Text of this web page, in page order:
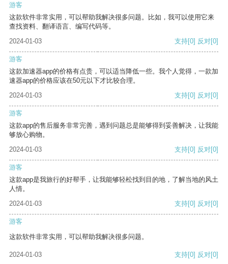
游客
这款软件非常实用，可以帮助我解决很多问题。比如，我可以使用它来
查找资料、翻译语言、编写代码等。
2024-01-03
支持[0] 反对[0]
游客
这款加速器app的价格有点贵，可以适当降低一些。我个人觉得，一款加
速器app的价格应该在50元以下才比较合理。
2024-01-03
支持[0] 反对[0]
游客
这款app的售后服务非常完善，遇到问题总是能够得到妥善解决，让我能
够放心购物。
2024-01-03
支持[0] 反对[0]
游客
这款app是我旅行的好帮手，让我能够轻松找到目的地，了解当地的风土
人情。
2024-01-03
支持[0] 反对[0]
游客
这款软件非常实用，可以帮助我解决很多问题。
2024-01-03 支持[0] 反对[0]